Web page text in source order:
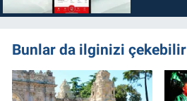
Bunlar da ilginizi çekebilir